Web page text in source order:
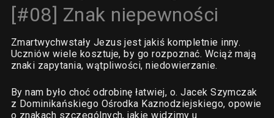
[#08] Znak niepewności
Zmartwychwstały Jezus jest jakiś kompletnie inny.
Uczniów wiele kosztuje, by go rozpoznać. Wciąż mają
znaki zapytania, wątpliwości, niedowierzanie.
By nam było choć odrobinę łatwiej, o. Jacek Szymczak
z Dominikańskiego Ośrodka Kaznodziejskiego, opowie
o znakach szczególnych, jakie widzimy u